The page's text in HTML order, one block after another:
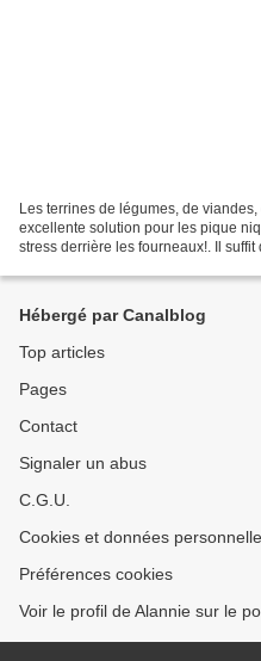
Les terrines de légumes, de
excellente solution pour les pique
stress derrière les fourneaux!. Il
Hébergé par Canalblog
Top articles
Pages
Contact
Signaler un abus
C.G.U.
Cookies et données
Préférences cookies
Voir le profil de Alannie sur le